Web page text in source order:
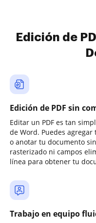
Edición de
Edición de PDF sin
Editar un PDF es tan
de Word. Puedes
o anotar tu documento
rasterizado ni campos
línea para obtener tu
Trabajo en equipo